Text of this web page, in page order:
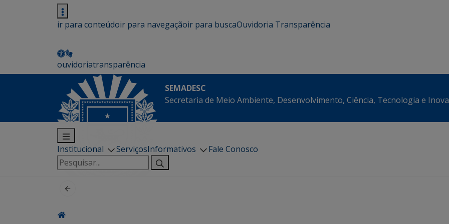
ir para conteúdoir para navegaçãoir para buscaOuvidoria Transparência
ouvidoriatransparência
SEMADESC
Secretaria de Meio Ambiente, Desenvolvimento, Ciência, Tecnologia e
Institucional ServiçosInformativos
Fale Conosco
Pesquisar
por: